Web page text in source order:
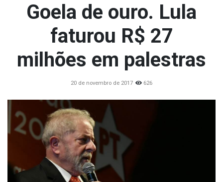
Goela de ouro. Lula
faturou R$ 27
milhões em palestras
20 de novembro de 2017 626